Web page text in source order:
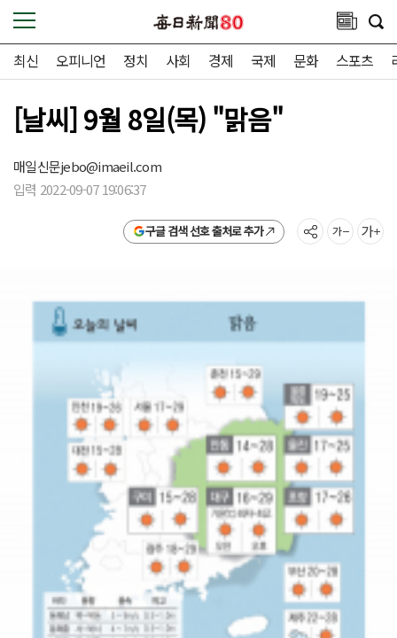
최신 오피니언 정치 사회 경제 국제 문화 스포츠
[날씨] 9월 8일(목) "맑음"
매일신문jebo@imaeil.com
입력 2022-09-07 19:06:37
구글 검색 선호 출처로 추가